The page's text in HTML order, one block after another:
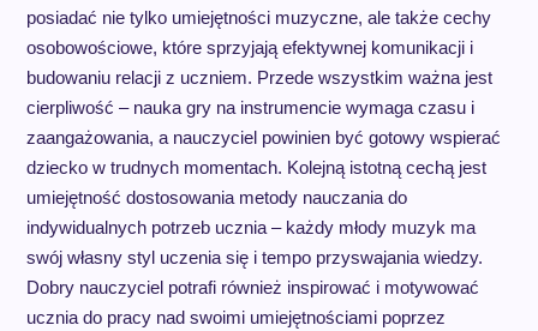
posiadać nie tylko umiejętności muzyczne, ale także cechy
osobowościowe, które sprzyjają efektywnej komunikacji i
budowaniu relacji z uczniem. Przede wszystkim ważna jest
cierpliwość – nauka gry na instrumencie wymaga czasu i
zaangażowania, a nauczyciel powinien być gotowy wspierać
dziecko w trudnych momentach. Kolejną istotną cechą jest
umiejętność dostosowania metody nauczania do
indywidualnych potrzeb ucznia – każdy młody muzyk ma
swój własny styl uczenia się i tempo przyswajania wiedzy.
Dobry nauczyciel potrafi również inspirować i motywować
ucznia do pracy nad swoimi umiejętnościami poprzez